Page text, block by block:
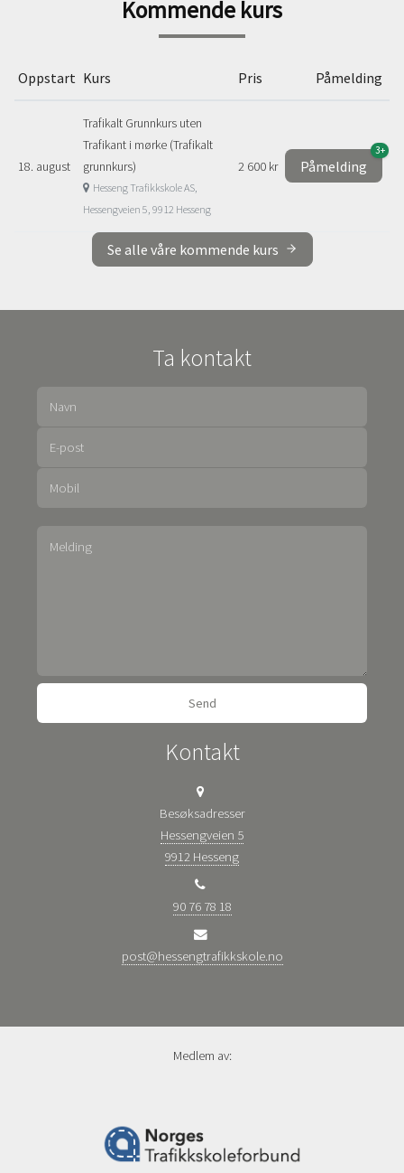
Kommende kurs
Oppstart Kurs Pris Påmelding
18. august
Trafikalt Grunnkurs uten
Trafikant i mørke (Trafikalt
grunnkurs)
Hesseng Trafikkskole AS,
Hessengveien 5, 9912 Hesseng
2 600 kr Påmelding
3+
Se alle våre kommende kurs
Ta kontakt
Kontakt
Besøksadresser
Hessengveien 5
9912 Hesseng
90 76 78 18
post@hessengtrafikkskole.no
Medlem av: